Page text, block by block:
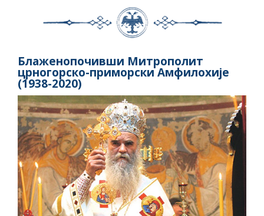
Блаженопочивши Митрополит
црногорско-приморски Амфилохије
(1938-2020)